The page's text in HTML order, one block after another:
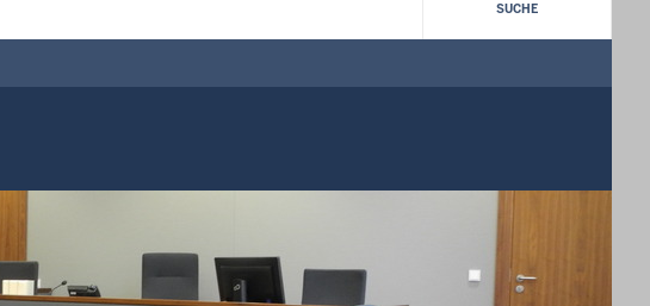
SUCHE